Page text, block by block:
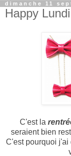
dimanche 11
Happy
C'est la
seraient bien
C'est pourquoi